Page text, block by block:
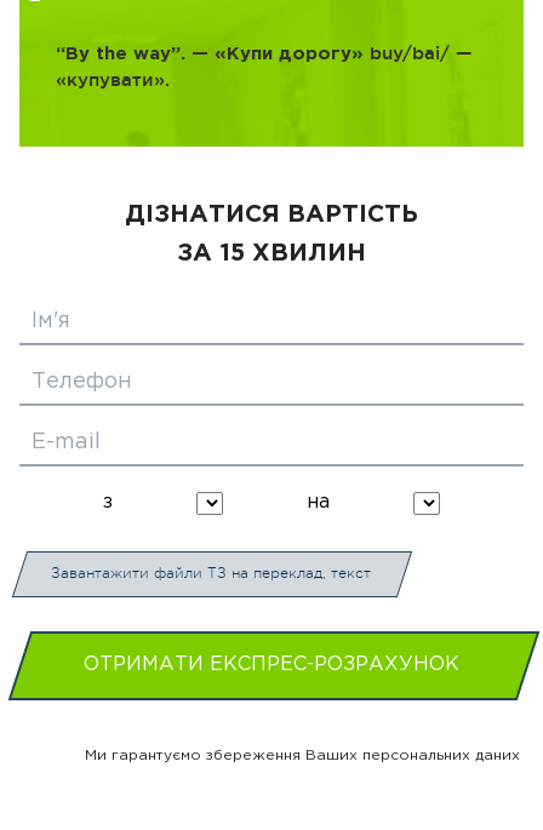
“By the way”. — «Купи дорогу» buy/bai/ —
«купувати».
ДІЗНАТИСЯ ВАРТІСТЬ
ЗА 15 ХВИЛИН
Ім'я
Телефон
E-mail
з на
Завантажити файли ТЗ на переклад, текст
ОТРИМАТИ ЕКСПРЕС-РОЗРАХУНОК
Ми гарантуємо збереження Ваших персональних даних